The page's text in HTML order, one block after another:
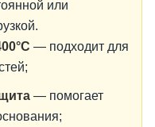
или
— подходит для
— помогает